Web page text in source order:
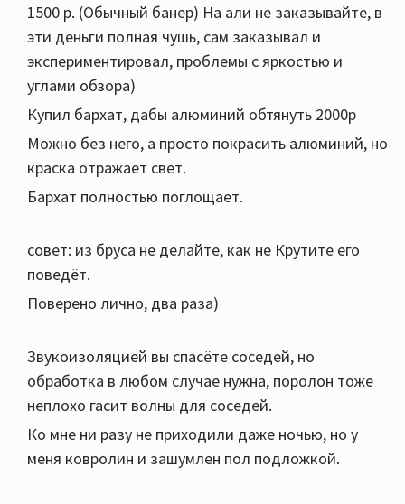
1500 р. (Обычный банер) На али не заказывайте, в
эти деньги полная чушь, сам заказывал и
экспериментировал, проблемы с яркостью и
углами обзора)
Купил бархат, дабы алюминий обтянуть 2000р
Можно без него, а просто покрасить алюминий, но
краска отражает свет.
Бархат полностью поглощает.
совет: из бруса не делайте, как не Крутите его
поведёт.
Поверено лично, два раза)
Звукоизоляцией вы спасёте соседей, но
обработка в любом случае нужна, поролон тоже
неплохо гасит волны для соседей.
Ко мне ни разу не приходили даже ночью, но у
меня ковролин и зашумлен пол подложкой.